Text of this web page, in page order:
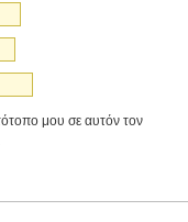
μου σε αυτόν τον